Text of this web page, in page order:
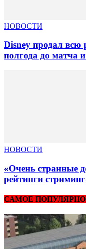
НОВОСТИ
Disney продал всю
полгода до матча
НОВОСТИ
«Очень странные
рейтинги
САМОЕ